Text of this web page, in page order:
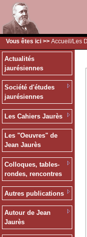
Vous êtes ici >> Accueil /Les
Actualités
jaurésiennes
Société d'études
jaurésiennes
Les Cahiers Jaurès
Les "Oeuvres" de
Jean Jaurès
Colloques, tables-
rondes, rencontres
Autres publications
Autour de Jean
Jaurès